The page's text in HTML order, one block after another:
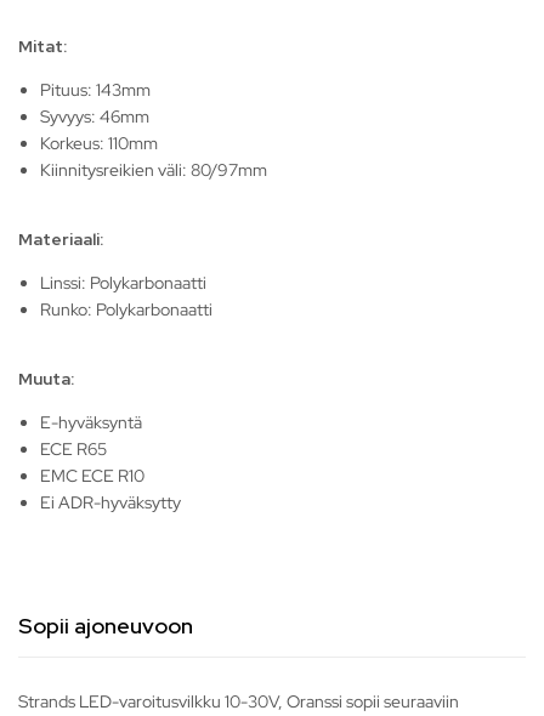
Mitat:
Pituus: 143mm
Syvyys: 46mm
Korkeus: 110mm
Kiinnitysreikien väli: 80/97mm
Materiaali:
Linssi: Polykarbonaatti
Runko: Polykarbonaatti
Muuta:
E-hyväksyntä
ECE R65
EMC ECE R10
Ei ADR-hyväksytty
Sopii ajoneuvoon
Strands LED-varoitusvilkku 10-30V, Oranssi sopii seuraaviin